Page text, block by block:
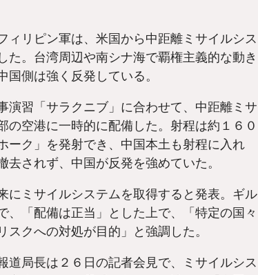
ィリピン軍は、米国から中距離ミサイルシス
。台湾周辺や南シナ海で覇権主義的な動き
側は強く反発している。
演習「サラクニブ」に合わせて、中距離ミサ
の空港に一時的に配備した。射程は約１６０
ーク」を発射でき、中国本土も射程に入れ
されず、中国が反発を強めていた。
ミサイルシステムを取得すると発表。ギル
「配備は正当」とした上で、「特定の国々
クへの対処が目的」と強調した。
局長は２６日の記者会見で、ミサイルシス